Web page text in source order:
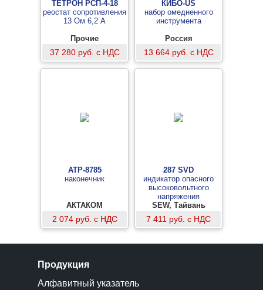
ТЕТРОН РСП-4-18
реостат сопротивления
13 Ом 6,2 А
Прочие
37 280 руб. с НДС
КИБО-US
набор омедненного
инструмента
Россия
13 664 руб. с НДС
АТР-8785
наконечник
АКТАКОМ
2 074 руб. с НДС
287 SVD
индикатор опасного
высоковольтного
напряжения
SEW, Тайвань
7 411 руб. с НДС
Продукция
Алфавитный указатель